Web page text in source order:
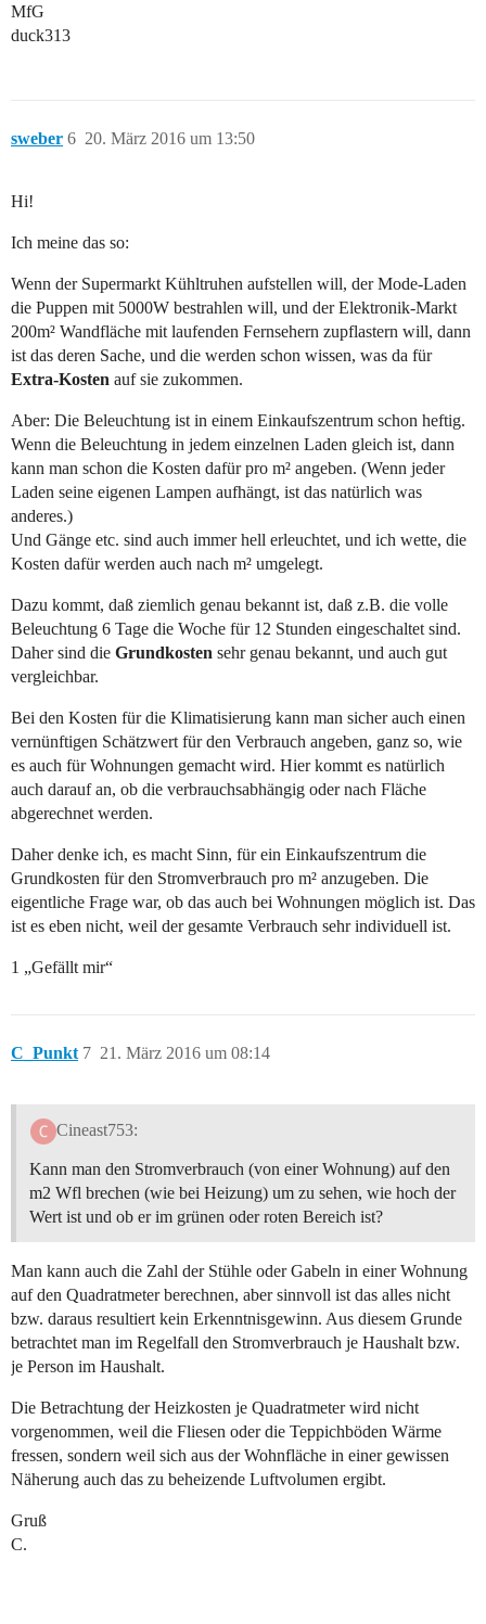
MfG
duck313
sweber 20. März 2016 um 13:50
6
Hi!
Ich meine das so:
Wenn der Supermarkt Kühltruhen aufstellen will, der Mode-Laden
die Puppen mit 5000W bestrahlen will, und der Elektronik-Markt
200m² Wandfläche mit laufenden Fernsehern zupflastern will, dann
ist das deren Sache, und die werden schon wissen, was da für
Extra-Kosten auf sie zukommen.
Aber: Die Beleuchtung ist in einem Einkaufszentrum schon heftig.
Wenn die Beleuchtung in jedem einzelnen Laden gleich ist, dann
kann man schon die Kosten dafür pro m² angeben. (Wenn jeder
Laden seine eigenen Lampen aufhängt, ist das natürlich was
anderes.)
Und Gänge etc. sind auch immer hell erleuchtet, und ich wette, die
Kosten dafür werden auch nach m² umgelegt.
Dazu kommt, daß ziemlich genau bekannt ist, daß z.B. die volle
Beleuchtung 6 Tage die Woche für 12 Stunden eingeschaltet sind.
Daher sind die Grundkosten sehr genau bekannt, und auch gut
vergleichbar.
Bei den Kosten für die Klimatisierung kann man sicher auch einen
vernünftigen Schätzwert für den Verbrauch angeben, ganz so, wie
es auch für Wohnungen gemacht wird. Hier kommt es natürlich
auch darauf an, ob die verbrauchsabhängig oder nach Fläche
abgerechnet werden.
Daher denke ich, es macht Sinn, für ein Einkaufszentrum die
Grundkosten für den Stromverbrauch pro m² anzugeben. Die
eigentliche Frage war, ob das auch bei Wohnungen möglich ist. Das
ist es eben nicht, weil der gesamte Verbrauch sehr individuell ist.
1 „Gefällt mir“
C_Punkt 21. März 2016 um 08:14
7
Cineast753:
Kann man den Stromverbrauch (von einer Wohnung) auf den
m2 Wfl brechen (wie bei Heizung) um zu sehen, wie hoch der
Wert ist und ob er im grünen oder roten Bereich ist?
Man kann auch die Zahl der Stühle oder Gabeln in einer Wohnung
auf den Quadratmeter berechnen, aber sinnvoll ist das alles nicht
bzw. daraus resultiert kein Erkenntnisgewinn. Aus diesem Grunde
betrachtet man im Regelfall den Stromverbrauch je Haushalt bzw.
je Person im Haushalt.
Die Betrachtung der Heizkosten je Quadratmeter wird nicht
vorgenommen, weil die Fliesen oder die Teppichböden Wärme
fressen, sondern weil sich aus der Wohnfläche in einer gewissen
Näherung auch das zu beheizende Luftvolumen ergibt.
Gruß
C.